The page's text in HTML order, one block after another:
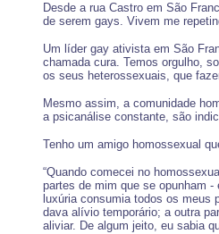
Desde a rua Castro em São
de serem gays. Vivem me
Um líder gay ativista em São
chamada cura. Temos orgulho,
os seus heterossexuais, que
Mesmo assim, a comunidade
a psicanálise constante, são
Tenho um amigo homossexual
“Quando comecei no
partes de mim que se opunham
luxúria consumia todos os meus
dava alívio temporário; a outra
aliviar. De algum jeito, eu sabia